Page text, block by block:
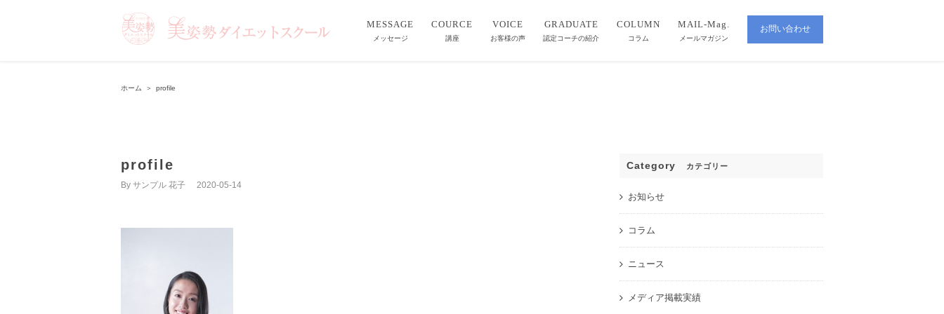
MESSAGE
メッセージ
COURCE
講座
VOICE
お客様の声
GRADUATE
認定コーチの紹介
COLUMN
コラム
MAIL-Mag.
メールマガジン
CONTACT
お問い合わせ
ホーム ＞ profile
profile
By サンプル 花子 2020-05-14
Category カテゴリー
お知らせ
コラム
ニュース
メディア掲載実績